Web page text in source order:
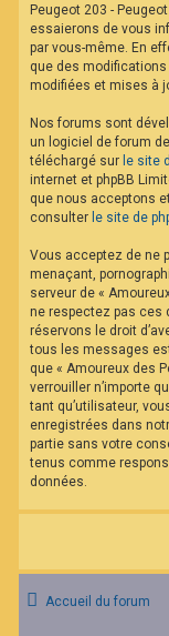
Peugeot 203 -
essaierons de vous
par vous-même. En
que des
modifiées et mises à
Nos forums sont
un logiciel de forum
téléchargé sur le site
internet et phpBB
que nous acceptons
consulter le site de
Vous acceptez de ne
menaçant,
serveur de «
ne respectez pas ces
réservons le droit
tous les messages
que « Amoureux des
verrouiller n’importe
tant qu’utilisateur,
enregistrées dans
partie sans votre
tenus comme
données.
Accueil du forum